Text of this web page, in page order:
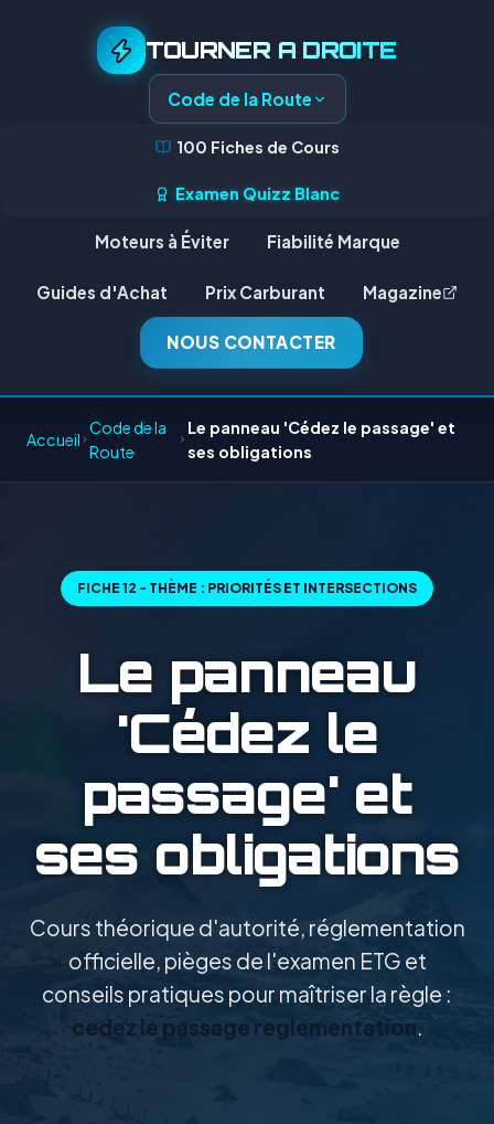
TOURNER A DROITE
Code de la Route
100 Fiches de Cours
Examen Quizz Blanc
Moteurs à Éviter Fiabilité Marque
Guides d'Achat Prix Carburant Magazine
NOUS CONTACTER
Accueil
Code de la
Route
Le panneau 'Cédez le passage' et
ses obligations
FICHE 12 - THÈME : PRIORITÉS ET INTERSECTIONS
Le panneau
'Cédez le
passage' et
ses obligations
Cours théorique d'autorité, réglementation
officielle, pièges de l'examen ETG et
conseils pratiques pour maîtriser la règle :
cedez le passage reglementation.